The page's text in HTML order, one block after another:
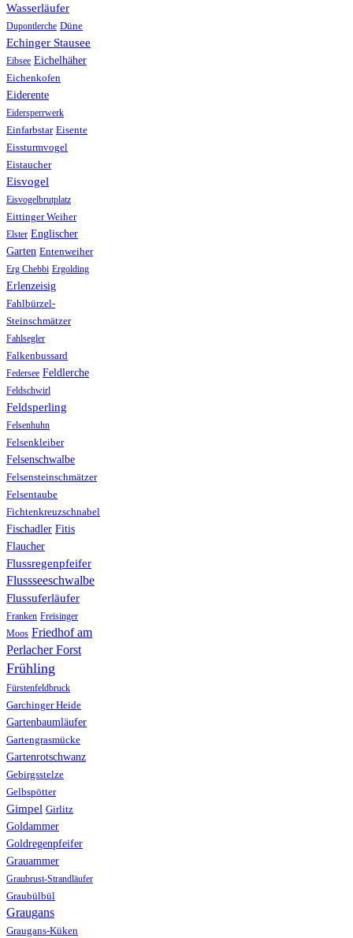
Wasserläufer
Dupontlerche Düne
Echinger Stausee
Eibsee Eichelhäher
Eichenkofen
Eiderente
Eidersperrwerk
Einfarbstar Eisente
Eissturmvogel
Eistaucher
Eisvogel
Eisvogelbrutplatz
Eittinger Weiher
Elster Englischer
Garten Entenweiher
Erg Chebbi Ergolding
Erlenzeisig
Fahlbürzel-
Steinschmätzer
Fahlsegler
Falkenbussard
Federsee Feldlerche
Feldschwirl
Feldsperling
Felsenhuhn
Felsenkleiber
Felsenschwalbe
Felsensteinschmätzer
Felsentaube
Fichtenkreuzschnabel
Fischadler Fitis
Flaucher
Flussregenpfeifer
Flussseeschwalbe
Flussuferläufer
Franken Freisinger
Moos Friedhof am
Perlacher Forst
Frühling
Fürstenfeldbruck
Garchinger Heide
Gartenbaumläufer
Gartengrasmücke
Gartenrotschwanz
Gebirgsstelze
Gelbspötter
Gimpel Girlitz
Goldammer
Goldregenpfeifer
Grauammer
Graubrust-Strandläufer
Graubülbül
Graugans
Graugans-Küken